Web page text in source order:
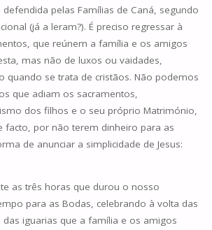
defendida pelas Famílias de Caná, segundo
(já a leram?). É preciso regressar à
que reúnem a família e os amigos
mas não de luxos ou vaidades,
quando se trata de cristãos. Não podemos
que adiam os sacramentos,
dos filhos e o seu próprio Matrimónio,
facto, por não terem dinheiro para as
de anunciar a simplicidade de Jesus:
as três horas que durou o nosso
para as Bodas, celebrando à volta das
iguarias que a família e os amigos